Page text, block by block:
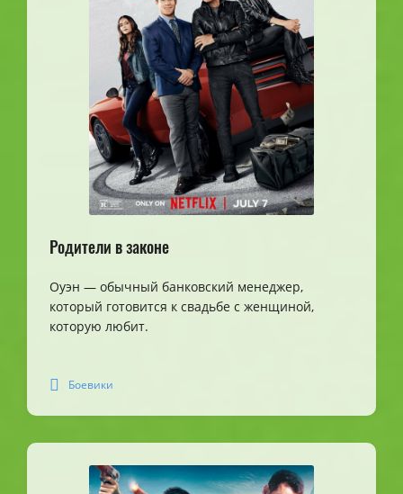
Родители в законе
Оуэн — обычный банковский менеджер,
который готовится к свадьбе с женщиной,
которую любит.
Боевики